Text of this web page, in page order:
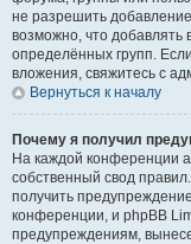
не разрешить
возможно, что
определённых групп.
вложения, свяжитесь с
Вернуться к началу
Почему я получил
На каждой конференции
собственный свод
получить
конференции, и phpBB
предупреждениям,